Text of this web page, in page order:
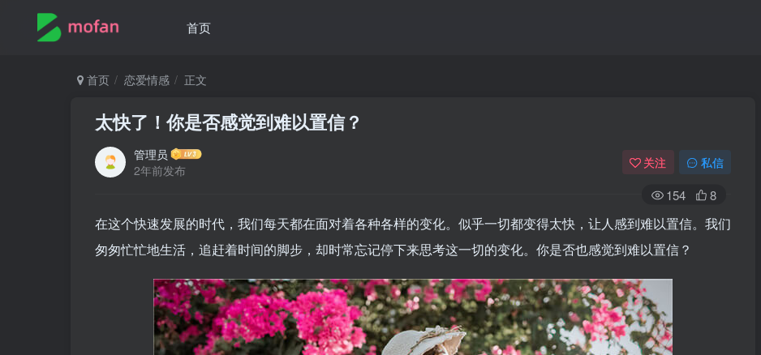
首页
首页 恋爱情感 正文
太快了！你是否感觉到难以置信？
管理员
2年前发布
关注 私信
154 8
在这个快速发展的时代，我们每天都在面对着各种各样的变化。似乎一切都变得太快，让人感到难以置信。我们
匆匆忙忙地生活，追赶着时间的脚步，却时常忘记停下来思考这一切的变化。你是否也感觉到难以置信？